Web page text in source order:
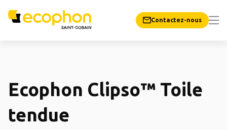
Contactez-nous
Ecophon Clipso™ Toile
tendue